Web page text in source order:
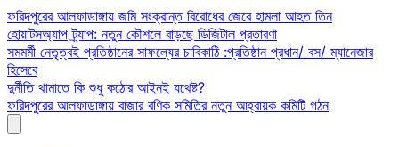
Skip
to
content
ফরিদপুরের আলফাডাঙ্গায় জমি সংক্রান্ত বিরোধের জেরে হামলা আহত তিন
হোয়াটসঅ্যাপ ট্র্যাপ: নতুন কৌশলে বাড়ছে ডিজিটাল প্রতারণা
সমমর্মী নেতৃত্বই প্রতিষ্ঠানের সাফল্যের চাবিকাঠি :প্রতিষ্ঠান প্রধান/ বস/ ম্যানেজার
হিসেবে
দুর্নীতি থামাতে কি শুধু কঠোর আইনই যথেষ্ট?
ফরিদপুরের আলফাডাঙ্গায় বাজার বণিক সমিতির নতুন আহ্বায়ক কমিটি গঠন